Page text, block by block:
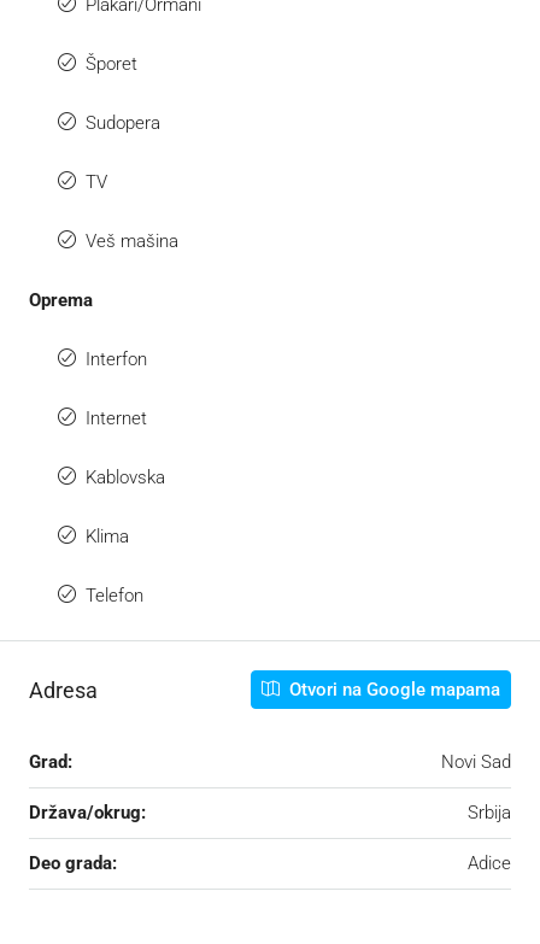
Plakari/Ormani
Šporet
Sudopera
TV
Veš mašina
Oprema
Interfon
Internet
Kablovska
Klima
Telefon
Adresa Otvori na Google mapama
Grad: Novi Sad
Država/okrug: Srbija
Deo grada: Adice